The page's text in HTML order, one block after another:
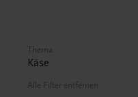
Thema
Käse
Alle Filter entfernen